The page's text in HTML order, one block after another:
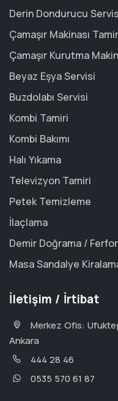
Derin Dondurucu
Çamaşır Makinası
Çamaşır Kurutma
Beyaz Eşya Servisi
Buzdolabı Servisi
Kombi Tamiri
Kombi Bakımı
Halı Yıkama
Televizyon Tamiri
Petek Temizleme
İlaçlama
Demir Doğrama /
Masa Sandalye
İletişim / İrtibat
Merkez Ofis:
Ankara
444 28 46
0535 570 61 87